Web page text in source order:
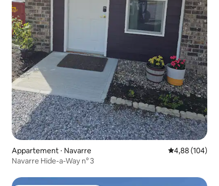
Appartement ⋅ Navarre Évaluation
4,88 (104)
Navarre Hide-a-Way n° 3